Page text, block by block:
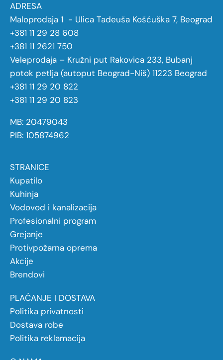
ADRESA
Maloprodaja 1 - Ulica Tadeuša Košćuška 7, Beograd
+381 11 29 28 608
+381 11 2621 750
Veleprodaja – Kružni put Rakovica 233, Bubanj
potok petlja (autoput Beograd-Niš) 11223 Beograd
+381 11 29 20 822
+381 11 29 20 823
MB: 20479043
PIB: 105874962
STRANICE
Kupatilo
Kuhinja
Vodovod i kanalizacija
Profesionalni program
Grejanje
Protivpožarna oprema
Akcije
Brendovi
PLAĆANJE I DOSTAVA
Politika privatnosti
Dostava robe
Politika reklamacija